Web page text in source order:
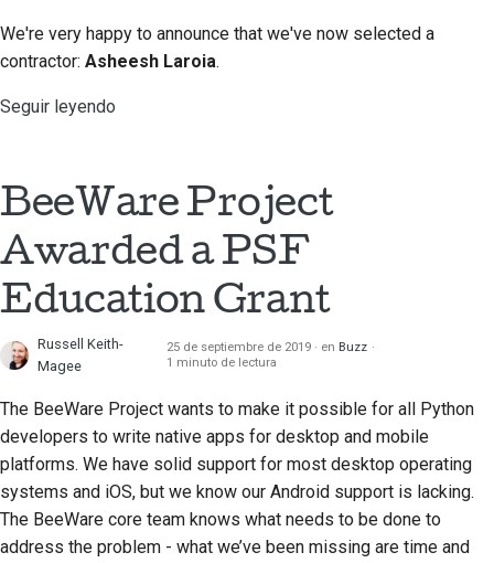
We're very happy to announce that we've now selected a
contractor: Asheesh Laroia.
Seguir leyendo
BeeWare Project
Awarded a PSF
Education Grant
Russell Keith-
Magee
25 de septiembre de 2019 en Buzz
1 minuto de lectura
The BeeWare Project wants to make it possible for all Python
developers to write native apps for desktop and mobile
platforms. We have solid support for most desktop operating
systems and iOS, but we know our Android support is lacking.
The BeeWare core team knows what needs to be done to
address the problem - what we’ve been missing are time and